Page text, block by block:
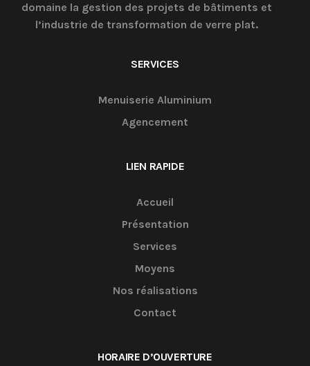
domaine la gestion des projets de bâtiments et
l’industrie de transformation de verre plat.
SERVICES
Menuiserie Aluminium
Agencement
LIEN RAPIDE
Accueil
Présentation
Services
Moyens
Nos réalisations
Contact
HORAIRE D’OUVERTURE